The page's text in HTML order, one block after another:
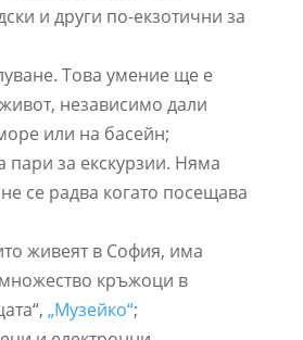
и други по-екзотични за
Това умение ще е
независимо дали
или на басейн;
пари за екскурзии. Няма
се радва когато посещава
живеят в София, има
кръжоци в
„Музейко“;